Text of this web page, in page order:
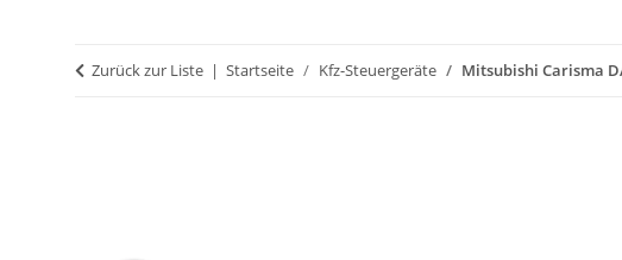
Zurück zur Liste Startseite Kfz-Steuergeräte Mitsubishi Carisma